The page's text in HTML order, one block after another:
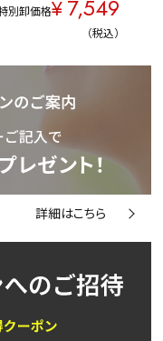
別卸価格¥7,549
税込
詳細はこちら